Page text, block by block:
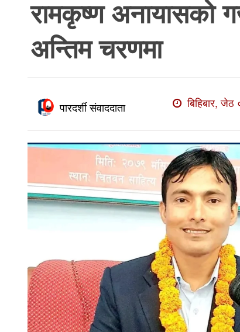
खाेज
माडी
विविध
रामकृष्ण अनायासको
अन्तिम चरणमा
पारदर्शी संवाददाता बिहिबार, जेठ